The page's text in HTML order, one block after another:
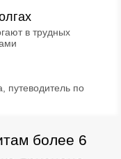
в трудных
путеводитель по
более 6